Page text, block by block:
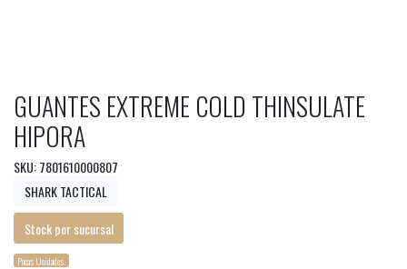
GUANTES EXTREME COLD THINSULATE
HIPORA
SKU: 7801610000807
SHARK TACTICAL
Stock por sucursal
Pocas Unidades.